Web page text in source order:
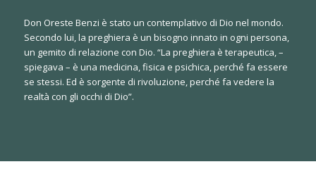
Don Oreste Benzi è stato un contemplativo di Dio nel mondo.
Secondo lui, la preghiera è un bisogno innato in ogni persona,
un gemito di relazione con Dio. “La preghiera è terapeutica, –
spiegava – è una medicina, fisica e psichica, perché fa essere
se stessi. Ed è sorgente di rivoluzione, perché fa vedere la
realtà con gli occhi di Dio”.